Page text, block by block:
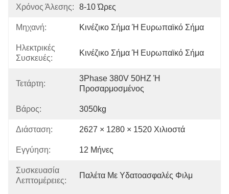
Χρόνος Άλεσης: 8-10 Ώρες
Μηχανή: Κινέζικο Σήμα Ή Ευρωπαϊκό Σήμα
Ηλεκτρικές
Συσκευές:
Κινέζικο Σήμα Ή Ευρωπαϊκό Σήμα
Τετάρτη:
3Phase 380V 50HZ Ή
Προσαρμοσμένος
Βάρος: 3050kg
Διάσταση: 2627 × 1280 × 1520 Χιλιοστά
Εγγύηση: 12 Μήνες
Συσκευασία
Λεπτομέρειες:
Παλέτα Με Υδατοασφαλές Φιλμ